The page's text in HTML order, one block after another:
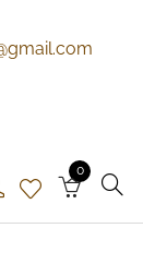
Terra
0